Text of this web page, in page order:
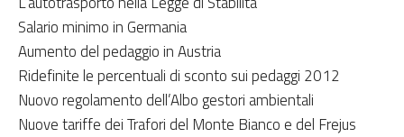
Salario minimo in Germania
Aumento del pedaggio in Austria
Ridefinite le percentuali di sconto sui pedaggi 2012
Nuovo regolamento dell’Albo gestori ambientali
Nuove tariffe dei Trafori del Monte Bianco e del Frejus